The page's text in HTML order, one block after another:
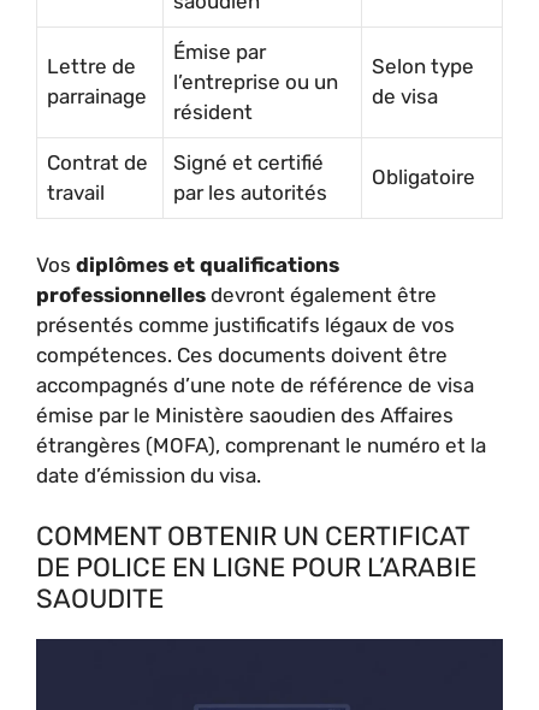
Lettre de
parrainage
Émise par
l’entreprise ou un
résident
Selon type
de visa
Contrat de
travail
Signé et certifié
par les autorités
Obligatoire
Vos diplômes et qualifications
professionnelles devront également être
présentés comme justificatifs légaux de vos
compétences. Ces documents doivent être
accompagnés d’une note de référence de visa
émise par le Ministère saoudien des Affaires
étrangères (MOFA), comprenant le numéro et la
date d’émission du visa.
COMMENT OBTENIR UN CERTIFICAT
DE POLICE EN LIGNE POUR L’ARABIE
SAOUDITE